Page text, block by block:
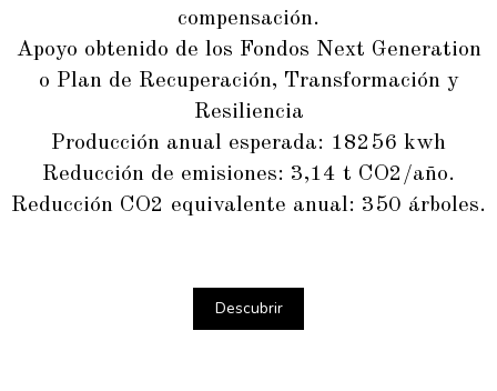
compensación.
Apoyo obtenido de los Fondos Next Generation
o Plan de Recuperación, Transformación y
Resiliencia
Producción anual esperada: 18256 kwh
Reducción de emisiones: 3,14 t CO2/año.
Reducción CO2 equivalente anual: 350 árboles.
Descubrir